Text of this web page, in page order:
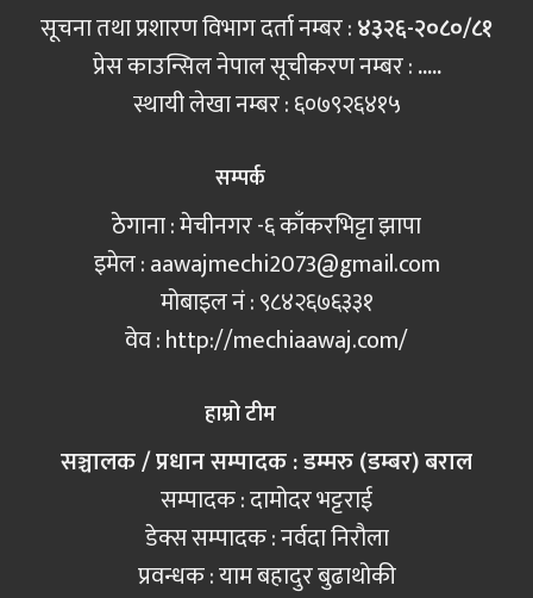
सूचना तथा प्रशारण विभाग दर्ता नम्बर :४३२६-२०८०/८१
प्रेस काउन्सिल नेपाल सूचीकरण नम्बर :.....
स्थायी लेखा नम्बर : ६०७९२६४१५
सम्पर्क
ठेगाना : मेचीनगर -६ काँकरभिट्टा झापा
इमेल :aawajmechi2073@gmail.com
मोबाइल नं‍ : ९८४२६७६३३१
वेव : http://mechiaawaj.com/
हाम्रो टीम
सञ्चालक / प्रधान सम्पादक : डम्मरु (डम्बर) बराल
सम्पादक : दामोदर भट्टराई
डेक्स सम्पादक : नर्वदा निरौला
प्रवन्धक : याम बहादुर बुढाथोकी